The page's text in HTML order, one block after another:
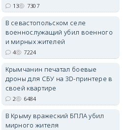
erid: 2SDnjdvhGXG
13 7307
В севастопольском селе
военнослужащий убил военного
и мирных жителей
4 7224
Крымчанин печатал боевые
дроны для СБУ на 3D-принтере в
своей квартире
2 6484
В Крыму вражеский БПЛА убил
мирного жителя